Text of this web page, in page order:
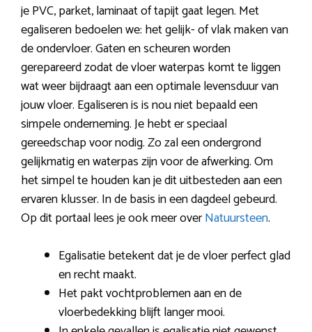
je PVC, parket, laminaat of tapijt gaat legen. Met
egaliseren bedoelen we: het gelijk- of vlak maken van
de ondervloer. Gaten en scheuren worden
gerepareerd zodat de vloer waterpas komt te liggen
wat weer bijdraagt aan een optimale levensduur van
jouw vloer. Egaliseren is is nou niet bepaald een
simpele onderneming. Je hebt er speciaal
gereedschap voor nodig. Zo zal een ondergrond
gelijkmatig en waterpas zijn voor de afwerking. Om
het simpel te houden kan je dit uitbesteden aan een
ervaren klusser. In de basis in een dagdeel gebeurd.
Op dit portaal lees je ook meer overNatuursteen.
Egalisatie betekent dat je de vloer perfect glad
en recht maakt.
Het pakt vochtproblemen aan en de
vloerbedekking blijft langer mooi.